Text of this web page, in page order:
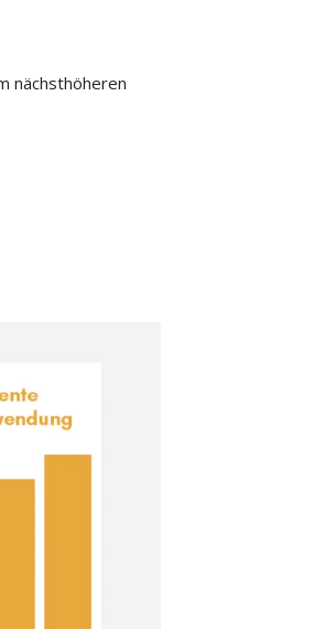
nächsthöheren